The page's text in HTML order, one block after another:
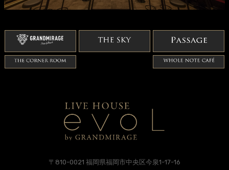
〒810-0021 福岡県福岡市中央区今泉1-17-16